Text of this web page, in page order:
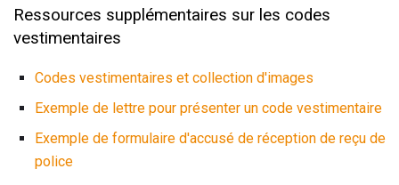
Ressources supplémentaires sur les codes
vestimentaires
Codes vestimentaires et collection d'images
Exemple de lettre pour présenter un code vestimentaire
Exemple de formulaire d'accusé de réception de reçu de
police